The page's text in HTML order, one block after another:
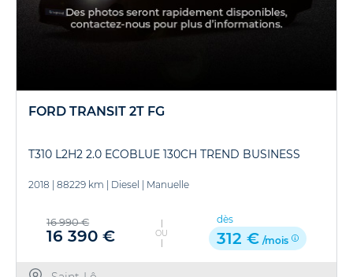
FORD TRANSIT 2T FG
T310 L2H2 2.0 ECOBLUE 130CH TREND BUSINESS
2018 88229 km Diesel Manuelle
16 990 €
16 390 € OU
dès
312 € /mois